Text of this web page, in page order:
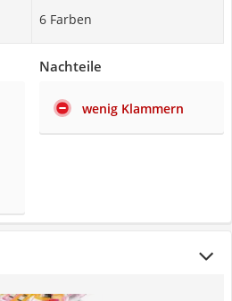
6 Farben
Nachteile
wenig Klammern